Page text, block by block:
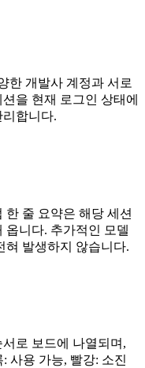
한 개발사 계정과 서로
을 현재 로그인 상태에
합니다.
한 줄 요약은 해당 세션
옵니다. 추가적인 모델
혀 발생하지 않습니다.
로 보드에 나열되며,
사용 가능, 빨강: 소진